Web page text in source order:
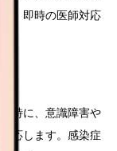
、即時の医師対応
特に、意識障害や
応します。感染症